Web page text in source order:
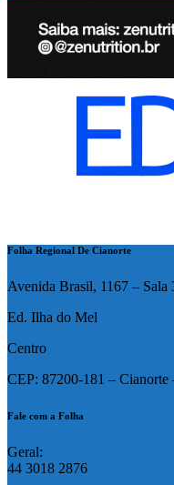
Folha Regional De Cianorte
Avenida Brasil, 1167 – Sala
Ed. Ilha do Mel
Centro
CEP: 87200-181 – Cianorte
Fale com a Folha
Geral:
44 3018 2876